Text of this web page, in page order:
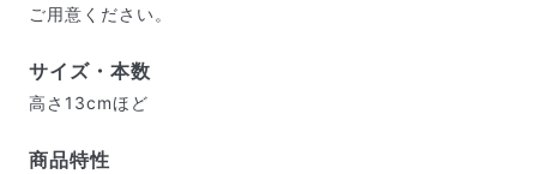
ご用意ください。
サイズ・本数
高さ13cmほど
商品特性